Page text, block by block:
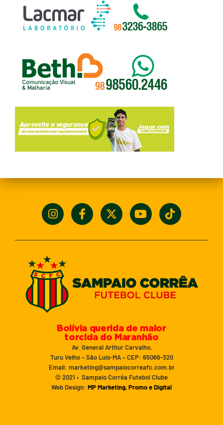
Bolívia querida de maior
torcida do Maranhão
Av. General Arthur Carvalho,
Turu Velho – São Luís-MA – CEP: 65066-320
Email: marketing@sampaiocorreafc.com.br
© 2021 • Sampaio Corrêa Futebol Clube
Web Design: MP Marketing, Promo e Digital